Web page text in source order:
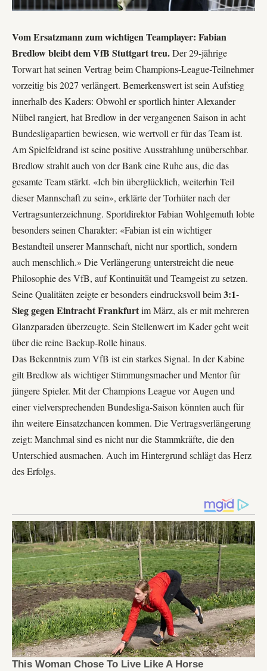
Vom Ersatzmann zum wichtigen Teamplayer: Fabian
Bredlow bleibt dem VfB Stuttgart treu.Der 29-jährige
Torwart hat seinen Vertrag beim Champions-League-Teilnehmer
vorzeitig bis 2027 verlängert. Bemerkenswert ist sein Aufstieg
innerhalb des Kaders: Obwohl er sportlich hinter Alexander
Nübel rangiert, hat Bredlow in der vergangenen Saison in acht
Bundesligapartien bewiesen, wie wertvoll er für das Team ist.
Am Spielfeldrand ist seine positive Ausstrahlung unübersehbar.
Bredlow strahlt auch von der Bank eine Ruhe aus, die das
gesamte Team stärkt. «Ich bin überglücklich, weiterhin Teil
dieser Mannschaft zu sein», erklärte der Torhüter nach der
Vertragsunterzeichnung. SportdirektorFabian Wohlgemuth lobte
besonders seinen Charakter: «Fabian ist ein wichtiger
Bestandteil unserer Mannschaft, nicht nur sportlich, sondern
auch menschlich.» Die Verlängerung unterstreicht die neue
Philosophie desVfB, auf Kontinuität und Teamgeist zu setzen.
Seine Qualitäten zeigte er besonders eindrucksvoll beim3:1-
Sieg gegen Eintracht Frankfurtim März, als er mit mehreren
Glanzparaden überzeugte. Sein Stellenwert im Kader geht weit
über die reine Backup-Rolle hinaus.
Das Bekenntnis zum VfB ist ein starkes Signal. In der Kabine
gilt Bredlow als wichtiger Stimmungsmacher und Mentor für
jüngere Spieler. Mit derChampions Leaguevor Augen und
einer vielversprechenden Bundesliga-Saison könnten auch für
ihn weitere Einsatzchancen kommen. Die Vertragsverlängerung
zeigt: Manchmal sind es nicht nur die Stammkräfte, die den
Unterschied ausmachen. Auch im Hintergrund schlägt das Herz
des Erfolgs.